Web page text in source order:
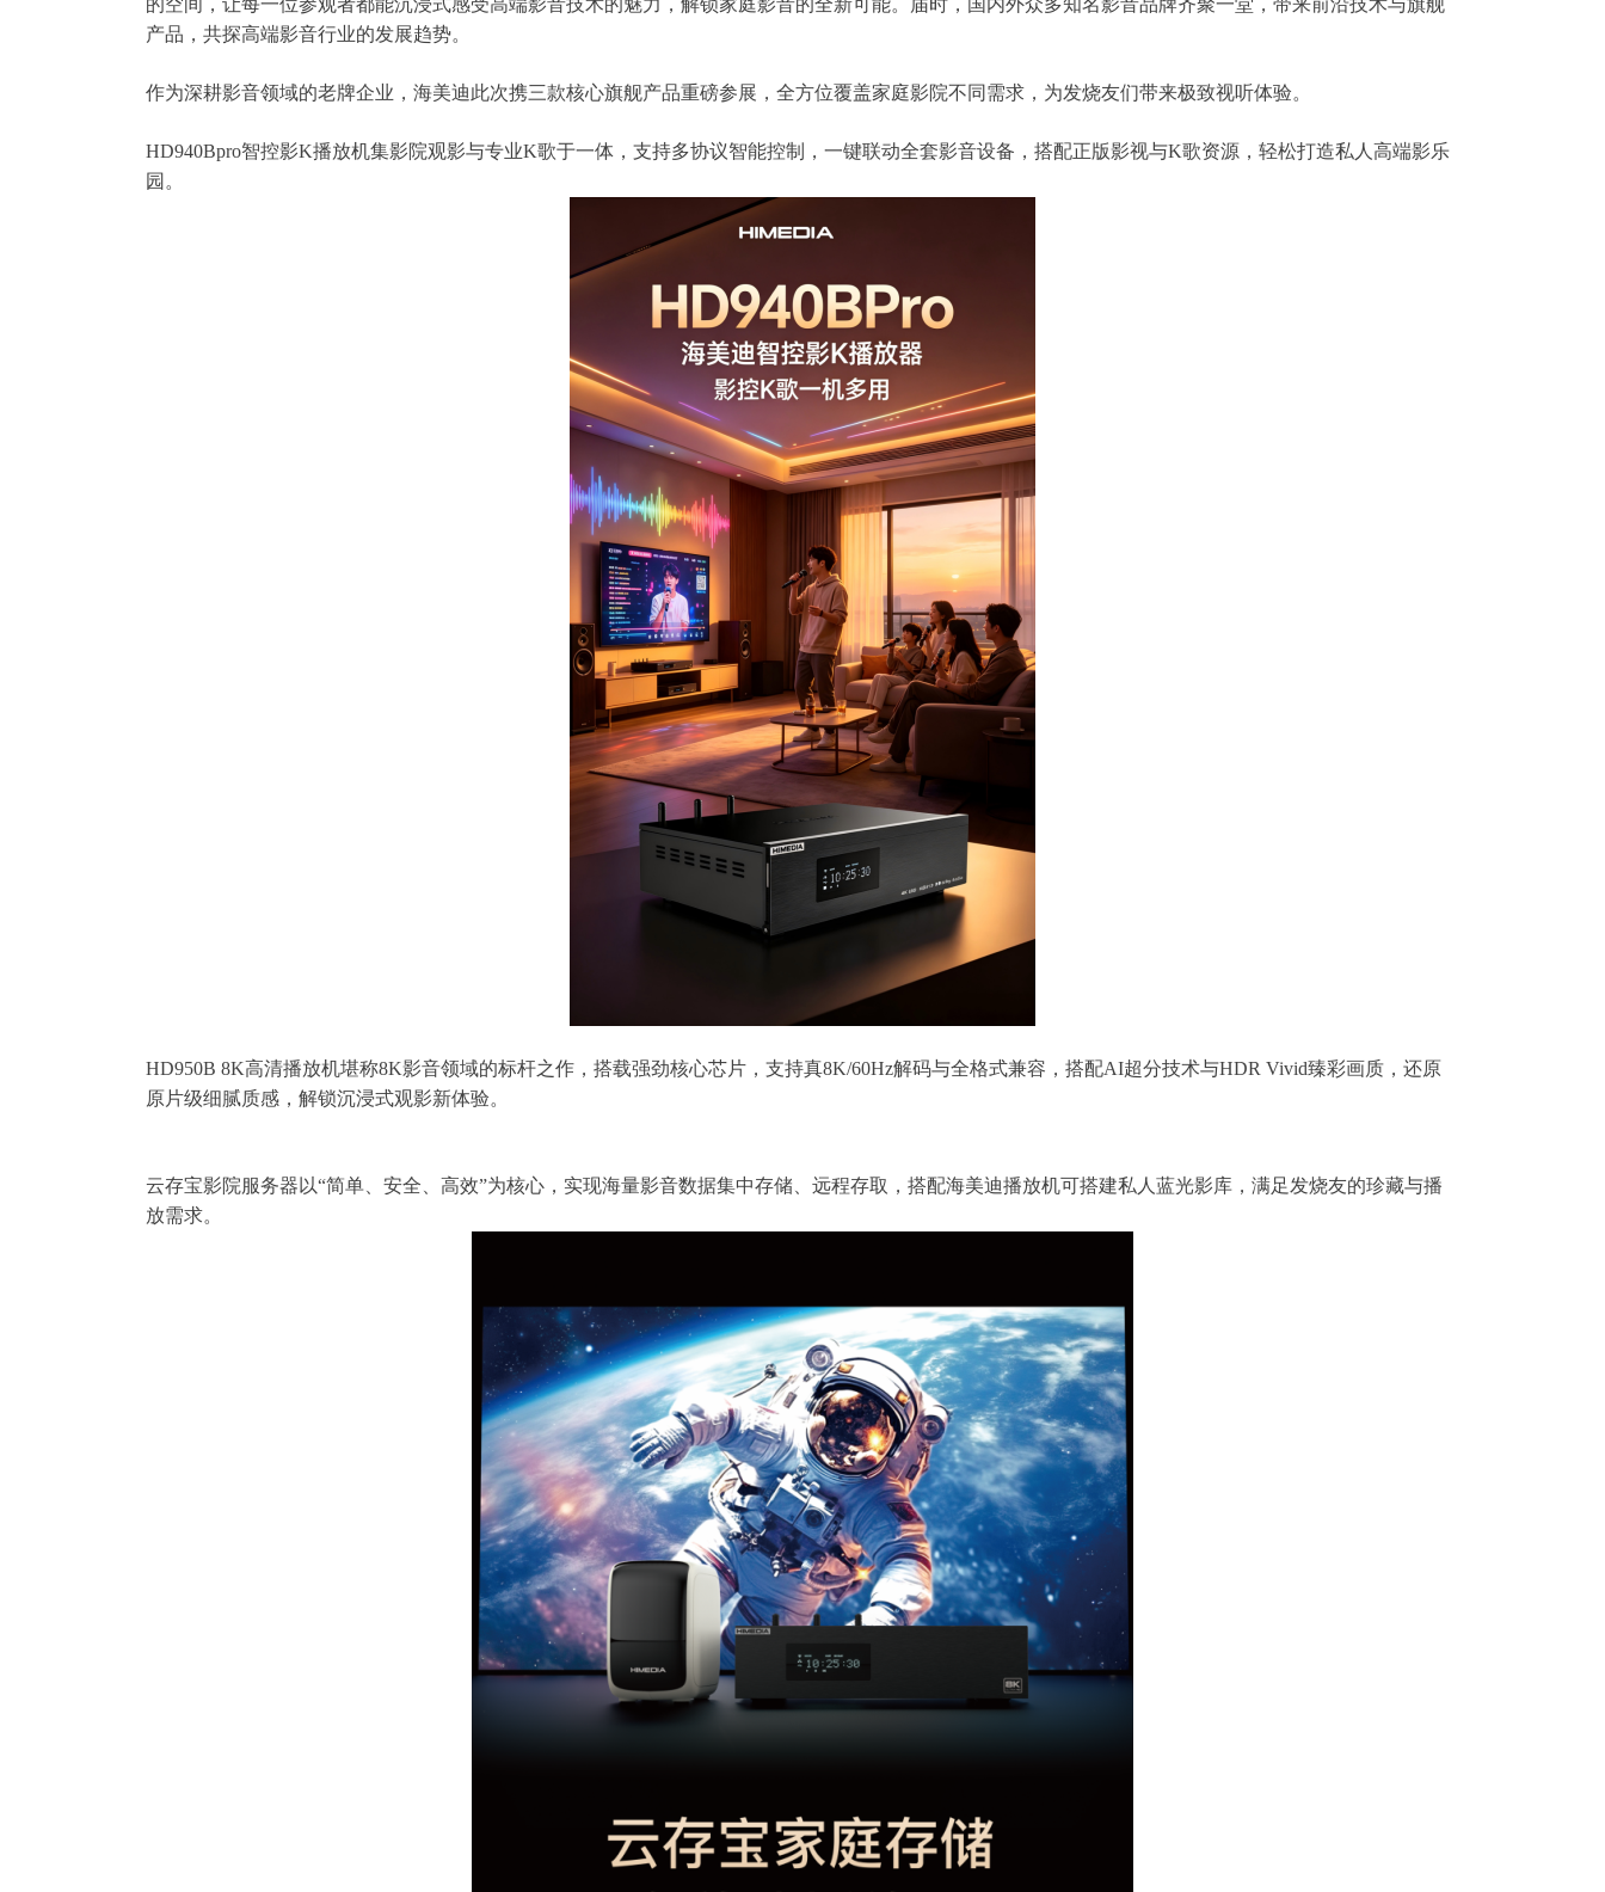
的空间，让每一位参观者都能沉浸式感受高端影音技术的魅力，解锁家庭影音的全新可能。届时，国内外众多知名影音品牌齐聚一堂，带来前沿技术与旗舰
产品，共探高端影音行业的发展趋势。
作为深耕影音领域的老牌企业，海美迪此次携三款核心旗舰产品重磅参展，全方位覆盖家庭影院不同需求，为发烧友们带来极致视听体验。
HD940Bpro智控影K播放机集影院观影与专业K歌于一体，支持多协议智能控制，一键联动全套影音设备，搭配正版影视与K歌资源，轻松打造私人高端影乐
园。
HD950B 8K高清播放机堪称8K影音领域的标杆之作，搭载强劲核心芯片，支持真8K/60Hz解码与全格式兼容，搭配AI超分技术与HDR Vivid臻彩画质，还原
原片级细腻质感，解锁沉浸式观影新体验。
云存宝影院服务器以“简单、安全、高效”为核心，实现海量影音数据集中存储、远程存取，搭配海美迪播放机可搭建私人蓝光影库，满足发烧友的珍藏与播
放需求。